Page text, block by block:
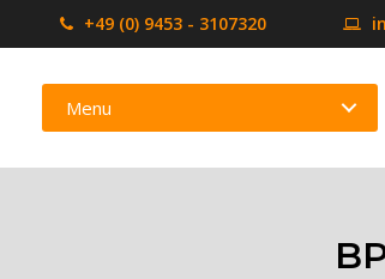
+49 (0) 9453 - 3107320
Menu